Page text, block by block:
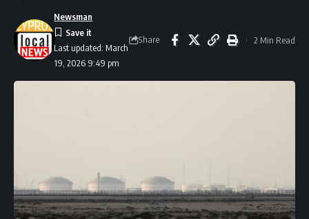
Last updated: March
19, 2026 9:49 pm
Newsman
Share 2 Min Read